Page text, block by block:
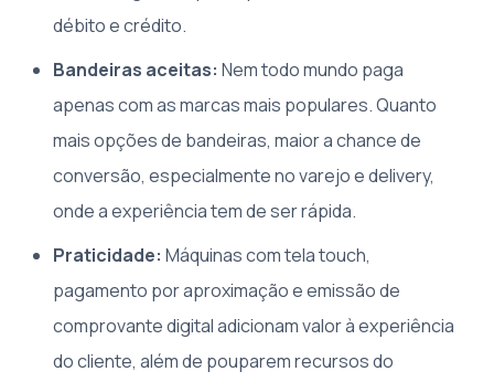
débito e crédito.
Bandeiras aceitas: Nem todo mundo paga
apenas com as marcas mais populares. Quanto
mais opções de bandeiras, maior a chance de
conversão, especialmente no varejo e delivery,
onde a experiência tem de ser rápida.
Praticidade: Máquinas com tela touch,
pagamento por aproximação e emissão de
comprovante digital adicionam valor à experiência
do cliente, além de pouparem recursos do